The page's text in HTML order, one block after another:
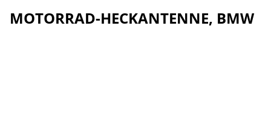
MOTORRAD-HECKANTENNE, BMW